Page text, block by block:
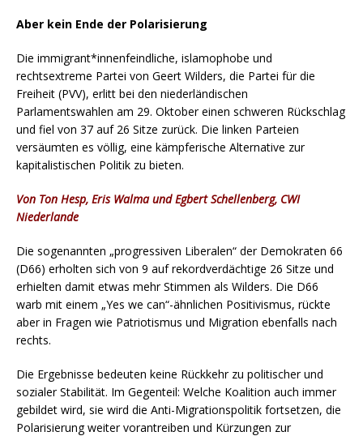
Aber kein Ende der Polarisierung
Die immigrant*innenfeindliche, islamophobe und
rechtsextreme Partei von Geert Wilders, die Partei für die
Freiheit (PVV), erlitt bei den niederländischen
Parlamentswahlen am 29. Oktober einen schweren Rückschlag
und fiel von 37 auf 26 Sitze zurück. Die linken Parteien
versäumten es völlig, eine kämpferische Alternative zur
kapitalistischen Politik zu bieten.
Von Ton Hesp, Eris Walma und Egbert Schellenberg, CWI
Niederlande
Die sogenannten „progressiven Liberalen“ der Demokraten 66
(D66) erholten sich von 9 auf rekordverdächtige 26 Sitze und
erhielten damit etwas mehr Stimmen als Wilders. Die D66
warb mit einem „Yes we can“-ähnlichen Positivismus, rückte
aber in Fragen wie Patriotismus und Migration ebenfalls nach
rechts.
Die Ergebnisse bedeuten keine Rückkehr zu politischer und
sozialer Stabilität. Im Gegenteil: Welche Koalition auch immer
gebildet wird, sie wird die Anti-Migrationspolitik fortsetzen, die
Polarisierung weiter vorantreiben und Kürzungen zur